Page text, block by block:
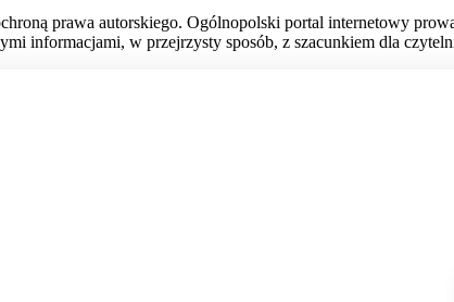
prawa autorskiego. Ogólnopolski portal internetowy
informacjami, w przejrzysty sposób, z szacunkiem dla